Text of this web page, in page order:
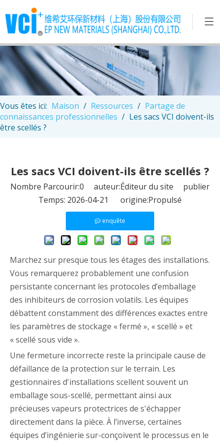
Vous êtes ici: Maison / Ressources / Partage de
connaissances professionnelles / Les sacs VCI doivent-ils
être scellés ?
Les sacs VCI doivent-ils être scellés ?
Nombre Parcourir:0 auteur:Éditeur du site publier
Temps: 2026-04-21 origine:Propulsé
enquête
Marchez sur presque tous les étages des installations.
Vous remarquerez probablement une confusion
persistante concernant les protocoles d’emballage
des inhibiteurs de corrosion volatils. Les équipes
débattent constamment des différences exactes entre
les paramètres de stockage « fermé », « scellé » et
« scellé sous vide ».
Une fermeture incorrecte reste la principale cause de
défaillance de la protection sur le terrain. Les
gestionnaires d'installations scellent souvent un
emballage sous-scellé, permettant ainsi aux
précieuses vapeurs protectrices de s'échapper
directement dans la pièce. À l’inverse, certaines
équipes d’ingénierie sur-conçoivent le processus en le